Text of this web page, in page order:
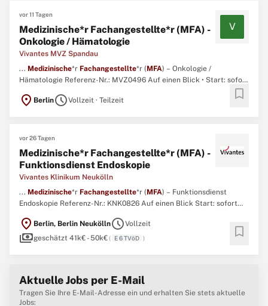
vor 11 Tagen
Medizinische*r Fachangestellte*r (MFA) -
Onkologie / Hämatologie
Vivantes MVZ Spandau
V
... Medizinische*r Fachangestellte*r (MFA) – Onkologie /
Hämatologie Referenz-Nr.: MVZ0496 Auf einen Blick • Start: sofort
unbefristet • Extras: Dienst 07:30-16:30 Uhr, keine Wochenend- und
location_on BerlinscheduleVollzeit · Teilzeit bookmark
vor 26 Tagen
Medizinische*r Fachangestellte*r (MFA) -
Funktionsdienst Endoskopie
Vivantes Klinikum Neukölln
... Medizinische*r Fachangestellte*r (MFA) – Funktionsdienst
Endoskopie Referenz-Nr.: KNK0826 Auf einen Blick Start: sofort
Vivantes Klinikum Neukölln Bereich: Klinik für Innere Medizin |
Gastroenterologie, Diabetologie und Hepatologie Bewerbungsfrist
location_on Berlin, Berlin NeuköllnscheduleVollzeit
paymentsgeschätzt 41k€ - 50k€( E 6 TVöD ) bookmark
Aktuelle Jobs per E-Mail
Tragen Sie Ihre E-Mail-Adresse ein und erhalten Sie stets aktuelle
Jobs: